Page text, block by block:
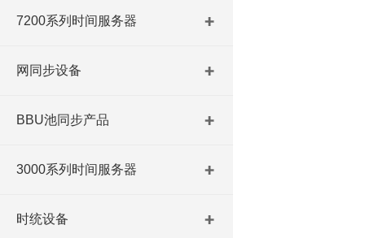
7200系列时间服务器
网同步设备
BBU池同步产品
3000系列时间服务器
时统设备